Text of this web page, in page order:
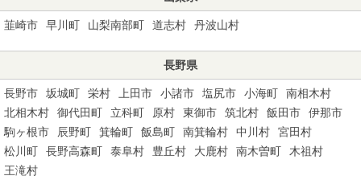
韮崎市 早川町 山梨南部町 道志村 丹波山村
長野県
長野市 坂城町 栄村 上田市 小諸市 塩尻市 小海町
南相木村
北相木村
御代田町 立科町 原村 東御市 筑北村 飯田市
伊那市
駒ヶ根市
辰野町 箕輪町 飯島町 南箕輪村 中川村
宮田村
松川町
長野高森町 泰阜村 豊丘村 大鹿村 南木曽町
木祖村
王滝村